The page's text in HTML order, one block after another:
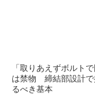
「取りあえずボルトで
は禁物 締結部設計で
るべき基本